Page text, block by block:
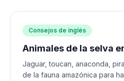
Consejos de inglés
Animales de la selva
Jaguar, toucan, anaconda,
de la fauna amazónica para